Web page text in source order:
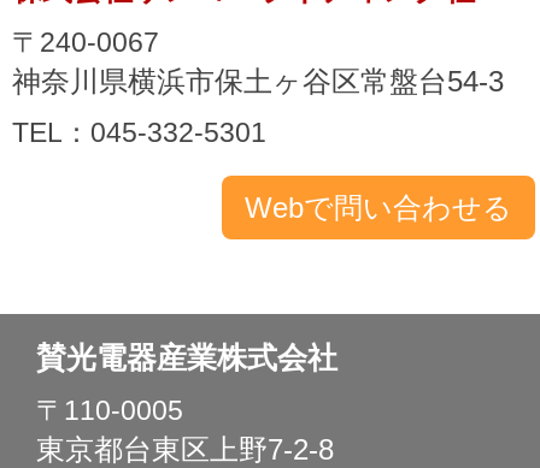
〒240-0067
神奈川県横浜市保土ヶ谷区常盤台54-3
TEL：045-332-5301
賛光電器産業株式会社
〒110-0005
東京都台東区上野7-2-8